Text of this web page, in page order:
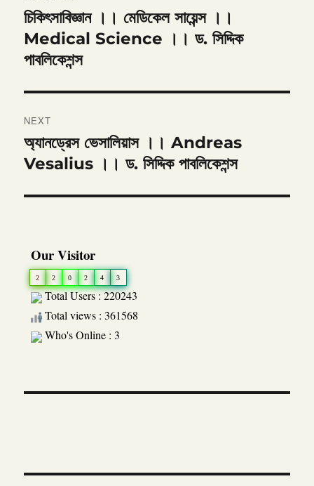
navigation
Previous
post:
চিকিৎসাবিজ্ঞান ।। মেডিকেল সায়েন্স ।।
Medical Science ।। ড. সিদ্দিক
পাবলিকেশন্স
NEXT
Next
post:
অ্যানড্রেস ভেসালিয়াস ।। Andreas
Vesalius ।। ড. সিদ্দিক পাবলিকেশন্স
Our Visitor
2 2 0 2 4 3
Total Users : 220243
Total views : 361568
Who's Online : 3